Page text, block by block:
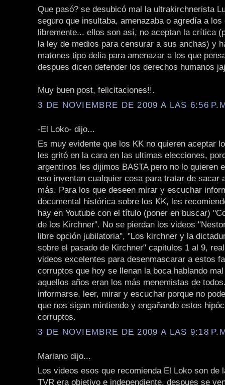
Que pasó? se desubicó mal la ultrakirchnerista
seguro que insultaba, amenazaba o agredía a los
libremente... ellos son así, no aceptan la crítica
la ley de medios para censurar a sus anchas) y
matones tipo delia para amenazar a los que
despues dicen defender los derechos humanos
Muy buen post, felicitaciones!!.
3 DE NOVIEMBRE DE 2009 A LAS 6:56
-El Loko- dijo...
Es muy evidente que los KK no quieren aceptar
les gritó en la cara en las ultimas elecciones,
argentinos les dijimos BASTA pero no lo quieren
eso inventan cualquier cosa para tratar de sacar
más. Para los que deseen mirar y escuchar
documental histórica sobre los KK, les
hay en Youtube con el título (poner en buscar)
de los Kirchner". No se pierdan los videos
libre opción jubilatoria", "Los kirchner y la
sobre el pasado de Kirchner" capitulos 1 al 9,
videos excelentes para desenmascarar a estos
corruptos que hoy se llenan la boca hablando
aquellos años eran los más menemistas de
informarse, leer, mirar y escuchar porque no
que nos sigan mintiendo y engañando estos
corruptos.
3 DE NOVIEMBRE DE 2009 A LAS 9:18
Mariano dijo...
Los videos esos que recomienda El Loko son de
TVR era objetivo e independiente, despues se